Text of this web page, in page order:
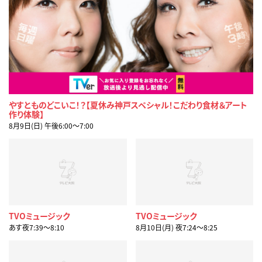
やすとものどこいこ！？【夏休み神戸スペシャル！こだわり食材＆アート
作り体験】
8月9日(日) 午後6:00〜7:00
TVOミュージック
あす夜7:39〜8:10
TVOミュージック
8月10日(月) 夜7:24〜8:25